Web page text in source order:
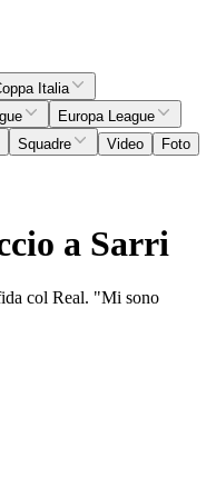
Italia
Europa League
Squadre Video
Foto
a Sarri
col Real. "Mi sono